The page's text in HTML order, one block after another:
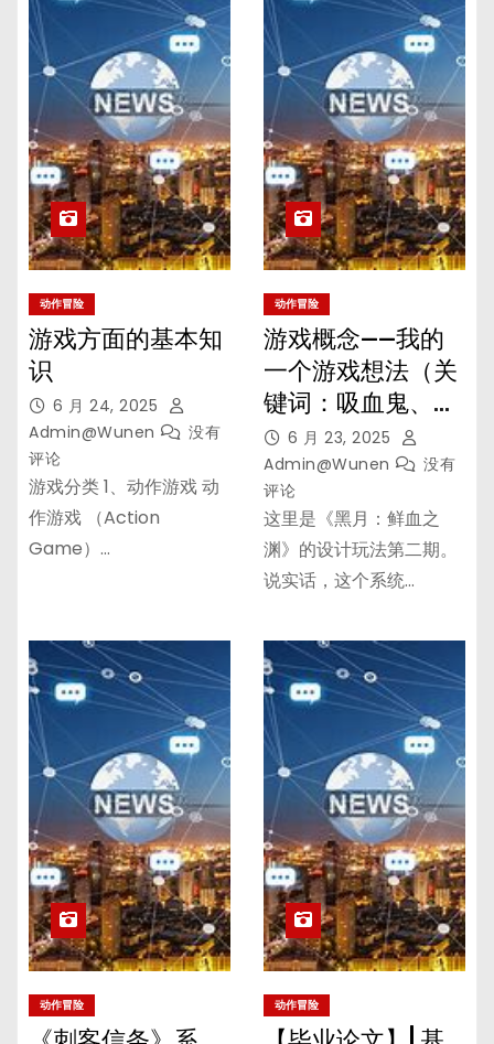
动作冒险
游戏方面的基本知
识
6 月 24, 2025
Admin@wunen
没有
评论
游戏分类 1、动作游戏 动
作游戏 （Action
Game）…
动作冒险
游戏概念——我的
一个游戏想法（关
键词：吸血鬼、
RPG、动作冒险、
奇幻）12
6 月 23, 2025
Admin@wunen
没有
评论
这里是《黑月：鲜血之
渊》的设计玩法第二期。
说实话，这个系统…
动作冒险 动作冒险